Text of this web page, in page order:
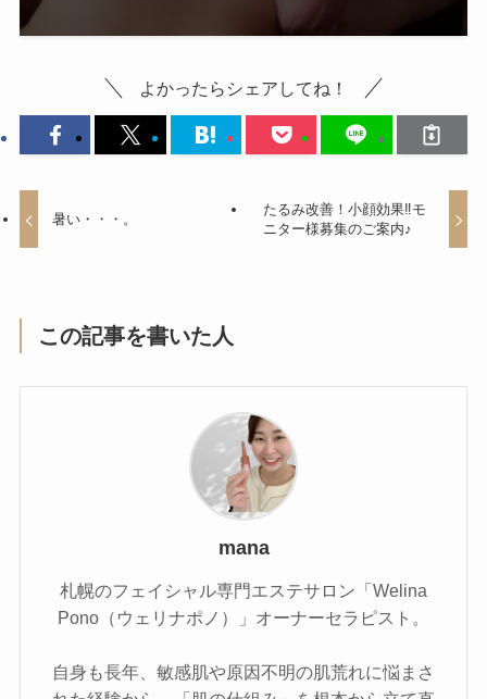
よかったらシェアしてね！
暑い・・・。
たるみ改善！小顔効果‼モ
ニター様募集のご案内♪
この記事を書いた人
mana
札幌のフェイシャル専門エステサロン「Welina
Pono（ウェリナポノ）」オーナーセラピスト。
自身も長年、敏感肌や原因不明の肌荒れに悩まさ